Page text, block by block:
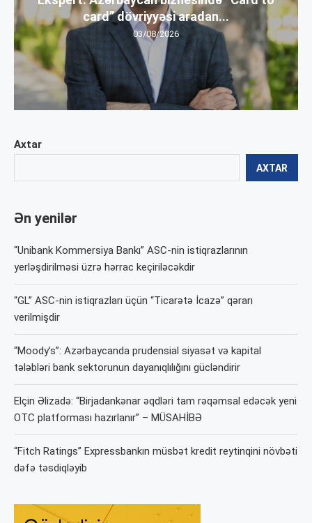
Axtar
AXTAR
Ən yenilər
“Unibank Kommersiya Bankı” ASC-nin istiqrazlarının
yerləşdirilməsi üzrə hərrac keçiriləcəkdir
“GL” ASC-nin istiqrazları üçün “Ticarətə İcazə” qərarı
verilmişdir
“Moody’s”: Azərbaycanda prudensial siyasət və kapital
tələbləri bank sektorunun dayanıqlılığını gücləndirir
Elçin Əlizadə: “Birjadankənar əqdləri tam rəqəmsal edəcək yeni
OTC platforması hazırlanır” – MÜSAHİBƏ
“Fitch Ratings” Expressbankın müsbət kredit reytinqini növbəti
dəfə təsdiqləyib
card” dövriyyəsi aradan...
03/08/2026